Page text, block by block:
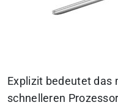
Explizit bedeutet das
schnelleren